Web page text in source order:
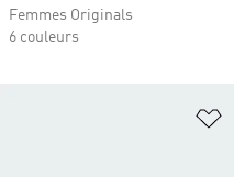
Femmes Originals
6 couleurs